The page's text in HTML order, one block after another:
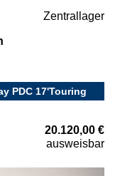
Zentrallager
PDC 17'Touring
20.120,00 €
ausweisbar